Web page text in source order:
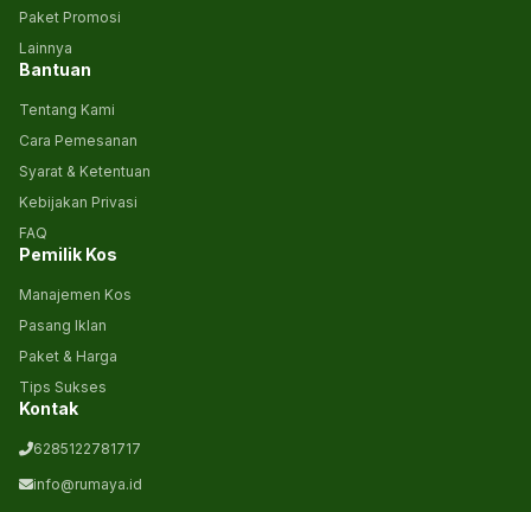
Paket Promosi
Lainnya
Bantuan
Tentang Kami
Cara Pemesanan
Syarat & Ketentuan
Kebijakan Privasi
FAQ
Pemilik Kos
Manajemen Kos
Pasang Iklan
Paket & Harga
Tips Sukses
Kontak
6285122781717
info@rumaya.id